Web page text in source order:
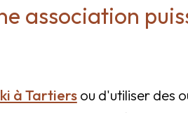
association
à Tartiersou d'utiliser des